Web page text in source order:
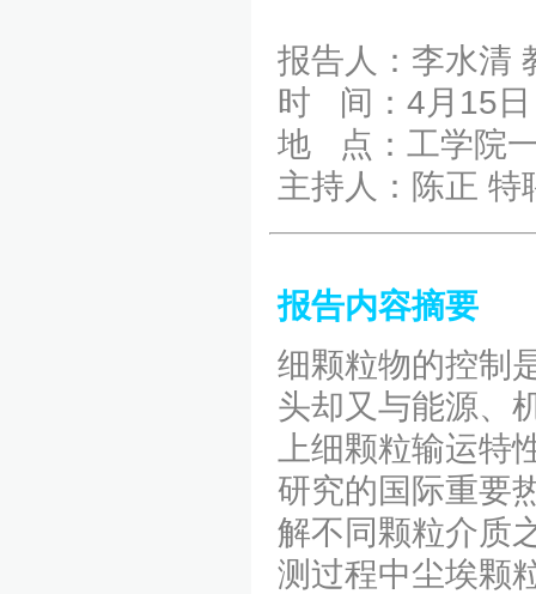
报告人：李水清
时 间：4月15日
地 点：工学院
主持人：陈正 特
报告内容摘要
细颗粒物的控制
头却又与能源、
上细颗粒输运
研究的国际重要
解不同颗粒介质
测过程中尘埃颗